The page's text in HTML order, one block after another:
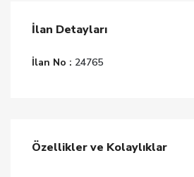
İlan Detayları
İlan No : 24765
Özellikler ve Kolaylıklar